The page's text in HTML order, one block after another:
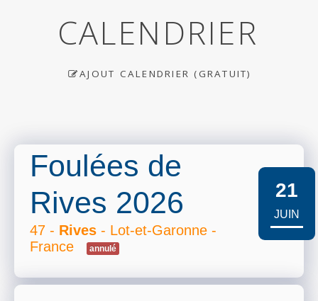
CALENDRIER
AJOUT CALENDRIER (GRATUIT)
Foulées de
Rives 2026
47 - Rives - Lot-et-Garonne -
France
annulé
21
JUIN